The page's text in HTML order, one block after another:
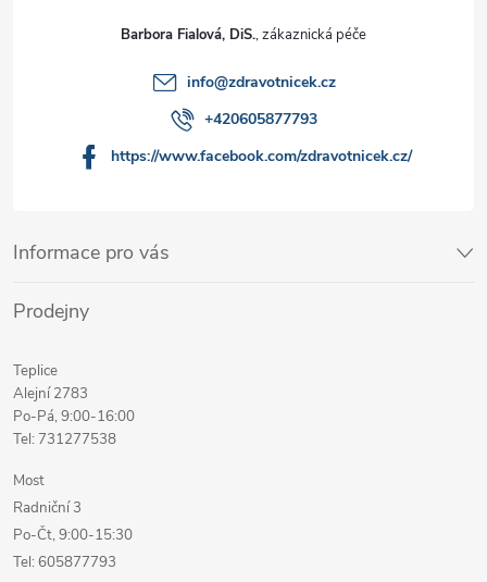
Informace pro vás
Prodejny
Teplice
Alejní 2783
Po-Pá, 9:00-16:00
Tel: 731277538
Most
Radniční 3
Po-Čt, 9:00-15:30
Tel: 605877793
Barbora Fialová, DiS.
info@zdravotnicek.cz
+420605877793
https://www.facebook.com/zdravotnicek.cz/